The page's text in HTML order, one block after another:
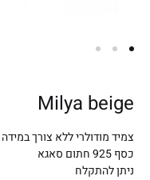
Milya beige
צמיד מודולרי ללא צורך במידה
כסף 925 חתום סאגא
ניתן להתקלח